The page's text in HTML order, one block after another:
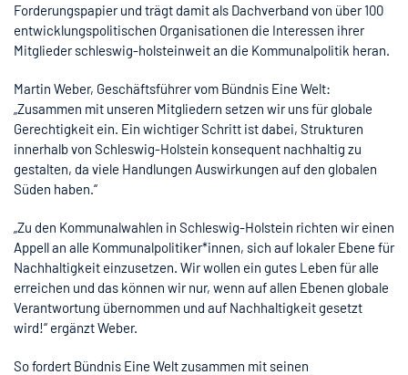
Forderungspapier und trägt damit als Dachverband von über 100
entwicklungspolitischen Organisationen die Interessen ihrer
Mitglieder schleswig-holsteinweit an die Kommunalpolitik heran.
Martin Weber, Geschäftsführer vom Bündnis Eine Welt:
„Zusammen mit unseren Mitgliedern setzen wir uns für globale
Gerechtigkeit ein. Ein wichtiger Schritt ist dabei, Strukturen
innerhalb von Schleswig-Holstein konsequent nachhaltig zu
gestalten, da viele Handlungen Auswirkungen auf den globalen
Süden haben.“
„Zu den Kommunalwahlen in Schleswig-Holstein richten wir einen
Appell an alle Kommunalpolitiker*innen, sich auf lokaler Ebene für
Nachhaltigkeit einzusetzen. Wir wollen ein gutes Leben für alle
erreichen und das können wir nur, wenn auf allen Ebenen globale
Verantwortung übernommen und auf Nachhaltigkeit gesetzt
wird!“ ergänzt Weber.
So fordert Bündnis Eine Welt zusammen mit seinen